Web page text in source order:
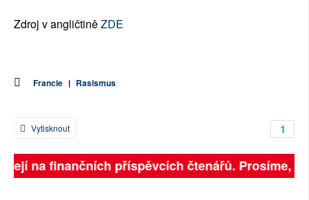
Zdroj v angličtiněZDE
Francie | Rasismus
1
Vytisknout
na finančních příspěvcích čtenářů. Prosíme,